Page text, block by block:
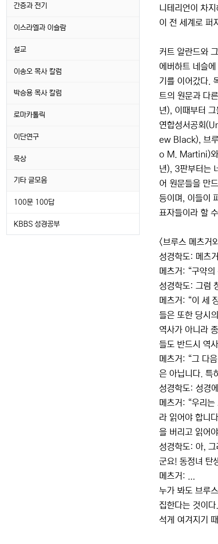
니테리언이 차
이 전 세계로 퍼
커트 알란드와
에버하트 네슬
기를 이어갔다.
트의 원문과 다
년), 이때부터
연합성서공회
ew Black), 브
o M. Martini)와
년), 3판부터는
어 원문들을 만
등이며, 이들이
표자들이라 할
<브루스 메츠거
성경학도: 메츠
메츠거: “구약
성경학도: 그럼
메츠거: “이 세
들은 또한 당시
역사가 아니라
들도 반드시 역
메츠거: “그 다
은 아닙니다. 특
성경학도: 성경
메츠거: “우리
라 읽어야 합니
을 버리고 읽어
성경학도: 아, 그
군요! 동정녀 탄
메츠거: ...
누가 봐도 브루
집한다는 것이
석게 여겨지기
간증과 전기
이스라엘과 이슬람
설교
이송오 목사 칼럼
박승용 목사 칼럼
로마카톨릭
이단연구
묵상
기타 글모음
100문 100답
KBBS 성경공부